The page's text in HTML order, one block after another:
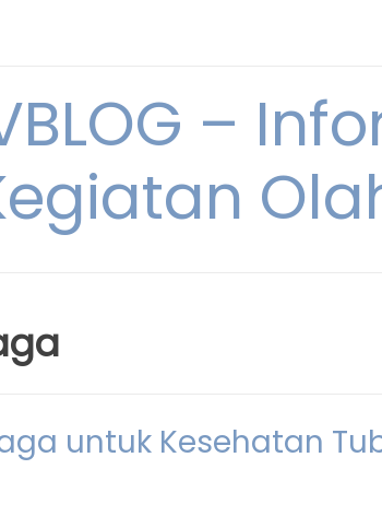
–
untuk Kesehatan